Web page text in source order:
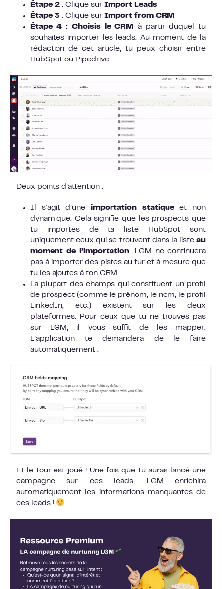
Étape 2 : Clique sur Import Leads
Étape 3 : Clique sur Import from CRM
Étape 4 : Choisis le CRMà partir duquel tu
souhaites importer les leads. Au moment de la
rédaction de cet article, tu peux choisir entre
HubSpot ou Pipedrive.
Deux points d’attention :
Il s’agit d’une importation statiqueet non
dynamique. Cela signifie que les prospects que
tu importes de ta liste HubSpot sont
uniquement ceux qui se trouvent dans la liste au
moment de l’importation. LGM ne continuera
pas à importer des pistes au fur et à mesure que
tu les ajoutes à ton CRM.
La plupart des champs qui constituent un profil
de prospect (comme le prénom, le nom, le profil
LinkedIn, etc.) existent sur les deux
plateformes. Pour ceux que tu ne trouves pas
sur LGM, il vous suffit de les mapper.
L’application te demandera de le faire
automatiquement :
Et le tour est joué ! Une fois que tu auras lancé une
campagne sur ces leads, LGM enrichira
automatiquement les informations manquantes de
ces leads !